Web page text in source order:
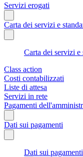
Servizi erogati
Carta dei servizi e
Carta dei servizi e
Class action
Costi contabilizzati
Liste di attesa
Servizi in rete
Pagamenti
Dati sui pagamenti
Dati sui